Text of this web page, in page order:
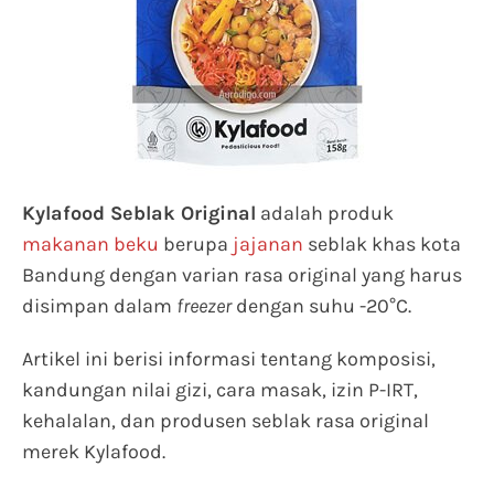
Kylafood Seblak Original adalah produk
makanan beku berupa jajanan seblak khas kota
Bandung dengan varian rasa original yang harus
disimpan dalam freezerdengan suhu -20°C.
Artikel ini berisi informasi tentang komposisi,
kandungan nilai gizi, cara masak, izin P-IRT,
kehalalan, dan produsen seblak rasa original
merek Kylafood.